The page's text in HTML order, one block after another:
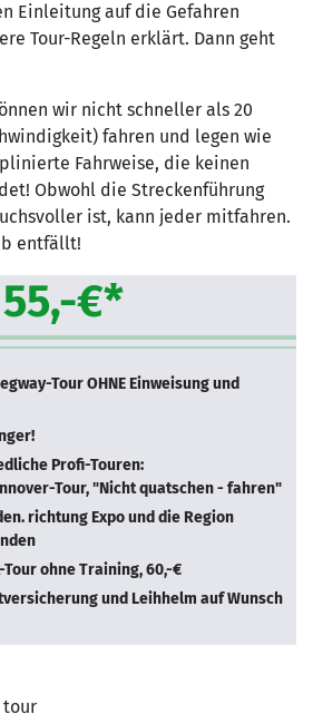
Einleitung auf die Gefahren
Tour-Regeln erklärt. Dann geht
wir nicht schneller als 20
fahren und legen wie
Fahrweise, die keinen
Obwohl die Streckenführung
ist, kann jeder mitfahren.
entfällt!
55,-€*
Tour OHNE Einweisung und
Profi-Touren:
Tour, "Nicht quatschen - fahren"
richtung Expo und die Region
Tour ohne Training, 60,-€
und Leihhelm auf Wunsch